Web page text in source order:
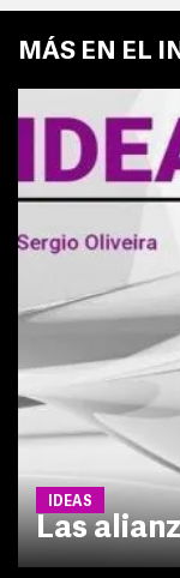
MÁS EN EL
IDEAS
Las